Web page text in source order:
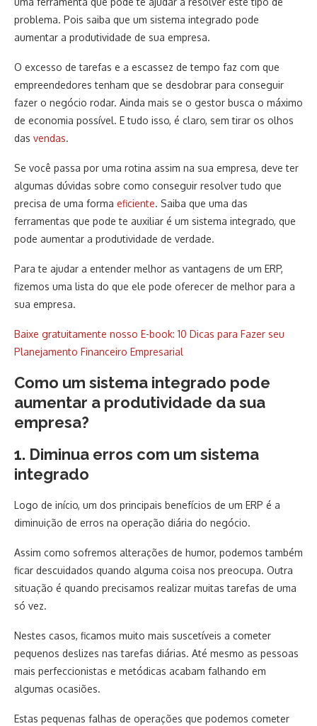
problema. Pois saiba que um sistema integrado pode
aumentar a produtividade de sua empresa.
O excesso de tarefas e a escassez de tempo faz com que
empreendedores tenham que se desdobrar para conseguir
fazer o negócio rodar. Ainda mais se o gestor busca o máximo
de economia possível. E tudo isso, é claro, sem tirar os olhos
das vendas.
Se você passa por uma rotina assim na sua empresa, deve ter
algumas dúvidas sobre como conseguir resolver tudo que
precisa de uma forma eficiente. Saiba que uma das
ferramentas que pode te auxiliar é um sistema integrado, que
pode aumentar a produtividade de verdade.
Para te ajudar a entender melhor as vantagens de um ERP,
fizemos uma lista do que ele pode oferecer de melhor para a
sua empresa.
Baixe gratuitamente nosso E-book: 10 Dicas para Fazer seu
Planejamento Financeiro Empresarial
Como um sistema integrado pode
aumentar a produtividade da sua
empresa?
1. Diminua erros com um sistema
integrado
Logo de início, um dos principais benefícios de um ERP é a
diminuição de erros na operação diária do negócio.
Assim como sofremos alterações de humor, podemos também
ficar descuidados quando alguma coisa nos preocupa. Outra
situação é quando precisamos realizar muitas tarefas de uma
só vez.
Nestes casos, ficamos muito mais suscetíveis a cometer
pequenos deslizes nas tarefas diárias. Até mesmo as pessoas
mais perfeccionistas e metódicas acabam falhando em
algumas ocasiões.
Estas pequenas falhas de operações que podemos cometer